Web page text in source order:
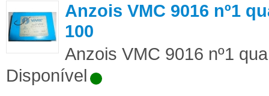
Anzois VMC 9016 nº1
100
Anzois VMC 9016 nº1
Disponível